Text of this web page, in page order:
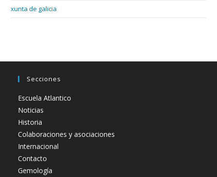
xunta de galicia
Secciones
Escuela Atlantico
Noticias
Historia
Colaboraciones y asociaciones
Internacional
Contacto
Gemología